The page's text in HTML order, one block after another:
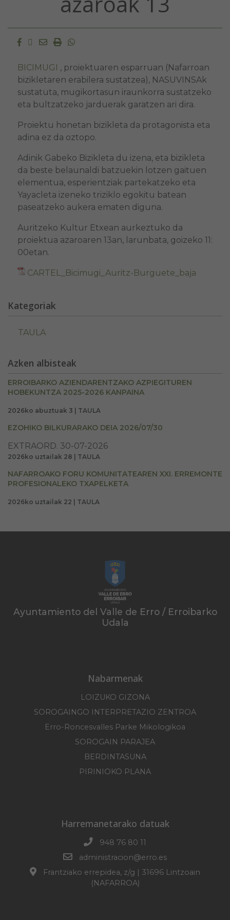
Facebook
Twitter
EmailImprimir
Whatsapp
BICIMUGI , proiektuaren esparruan (Nafarroan
bizikletaren erabilera sustatzea), NASUVINSAk
sustatuta, mugikortasun iraunkorra sustatzeko
eta bultzatzeko jarduerak garatzen ari dira.
Proiektu honetan bizikleta da protagonista eta
adina ez da oztopo.
Adinik Gabeko Bizikleta du izena, eta bizikleta
da beste belaunaldi batzuekin lotzen gaituen
elementua, esperientziak partekatzeko eta
Yayacleta izeneko triziklo egokitu batean
paseatzeko aukera ematen diguna.
Auritzeko Kultur Etxean aurkeztuko da
proiektua azaroaren 13an, larunbata, goizeko 11:
00etan.
CARTEL_Bicimugi_Auritz-Burguete_baja
Kategoriak
TAULA
Azken albisteak
ERROIBARKO AZIENDARENTZAKO AZPIEGITUREN
HOBEKUNTZA 2025-2026 KANPAINA
2026ko abuztuak 3 | TAULA
EZOHIKO BILKURARAKO DEIA 2026/07/30
EXTRAORD. 30-07-2026
2026ko uztailak 28 | TAULA
NAFARROAKO FORU KOMUNITATEAREN XXI. ERREMONTE
PROFESIONALEKO TXAPELKETA
2026ko uztailak 22 | TAULA
Ayuntamiento del Valle de Erro / Erroibarko
Udala
Nabarmenak
LOIZUKO GIZONA
SOROGAINGO INTERPRETAZIO ZENTROA
Erro-Roncesvalles Parke Mikologikoa
SOROGAIN PARAJEA
BERDINTASUNA
PIRINIOKO PLANA
Harremanetarako datuak
948 76 80 11
administracion@erro.es
Frantziako errepidea, z/g | 31696 Lintzoain
(NAFARROA)